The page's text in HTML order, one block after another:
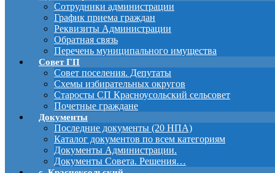
Сотрудники администрации
График приема граждан
Реквизиты Администрации
Обратная связь
Перечень муниципального имущества
Совет ГП
Совет поселения. Депутаты
Схемы избирательных округов
Старосты СП Красноусольский сельсовет
Почетные граждане
Документы
Последние документы (20 НПА)
Каталог документов по всем категориям
Документы Администрации.
Документы Совета. Решения…